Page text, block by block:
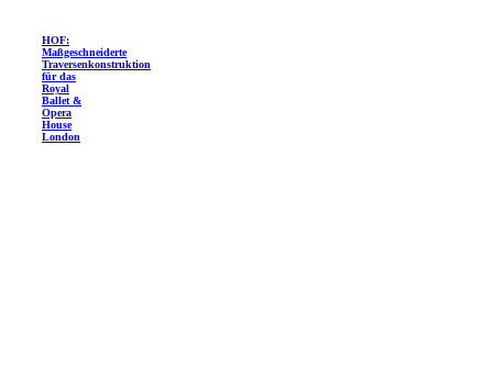
HOF:
Maßgeschneiderte
Traversenkonstruktion
für das
Royal
Ballet &
Opera
House
London